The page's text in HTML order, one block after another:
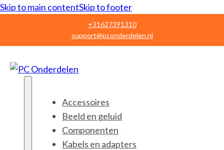
Skip to main contentSkip to footer
+31627391310
support@pconderdelen.nl
Accessoires
Beeld en geluid
Componenten
Kabels en adapters